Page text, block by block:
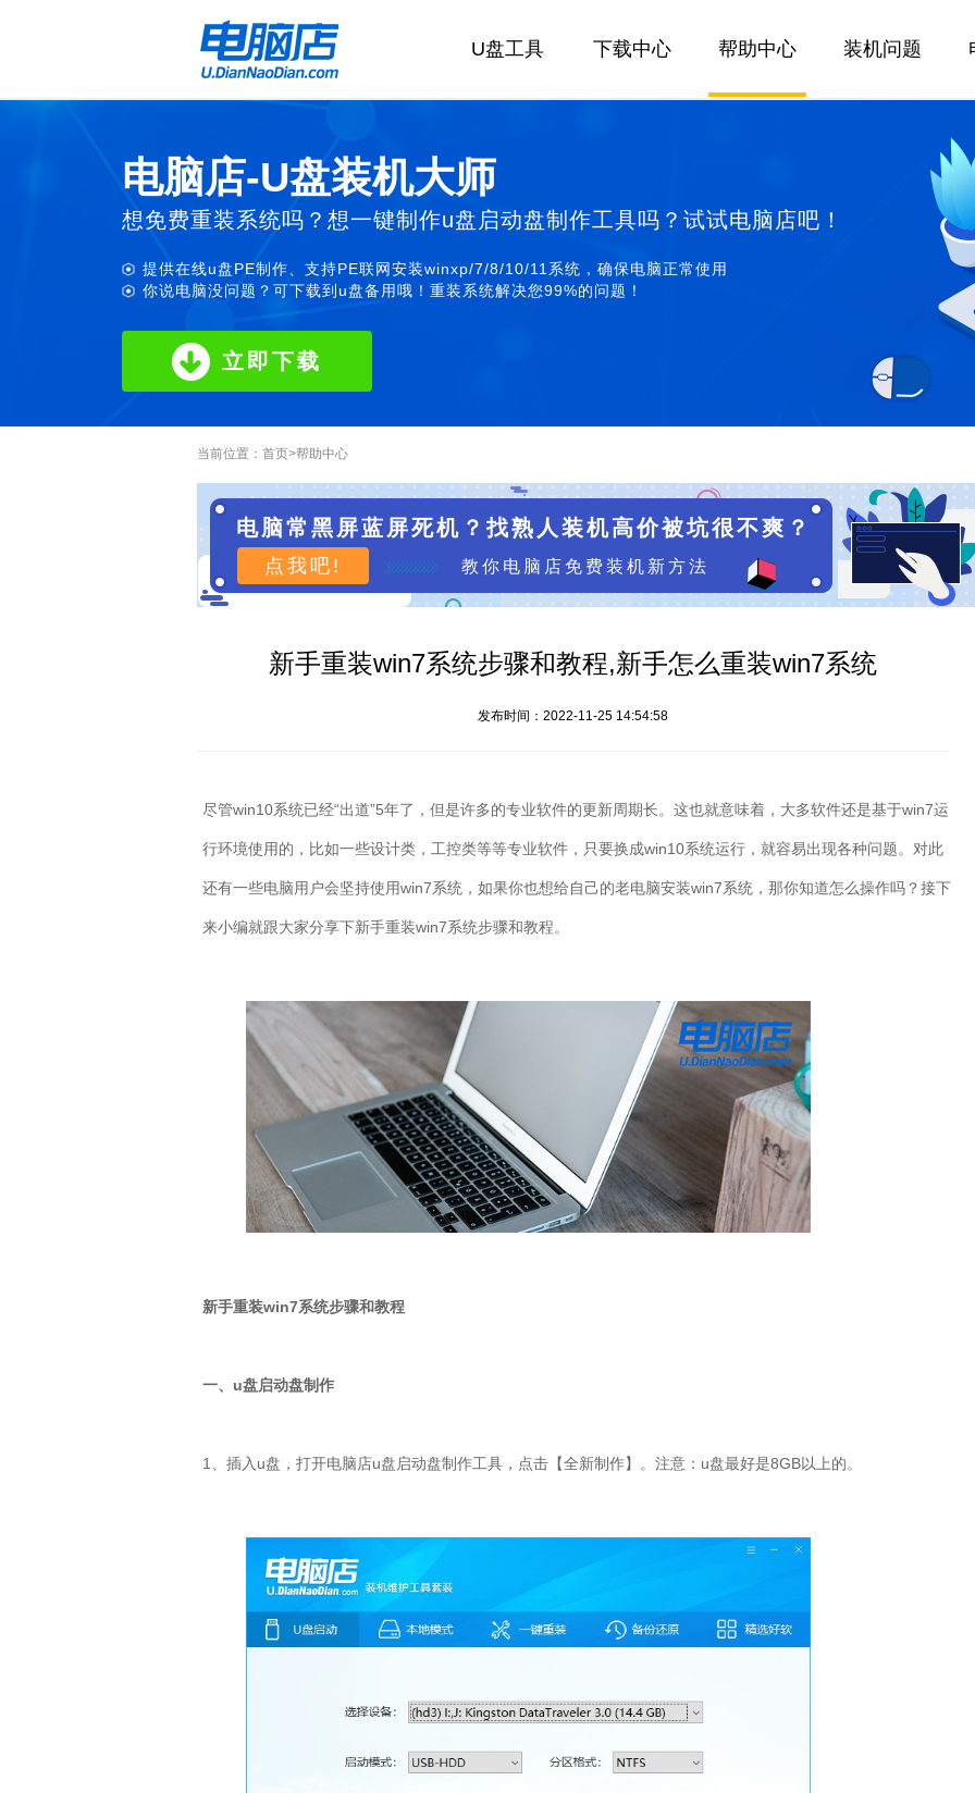
U盘工具 下载中心 帮助中心 装机问题
电脑店-U盘装机大师
想免费重装系统吗？想一键制作u盘启动盘制作工具吗？试试电脑店吧！
提供在线u盘PE制作、支持PE联网安装winxp/7/8/10/11系统，确保电脑正常使用
你说电脑没问题？可下载到u盘备用哦！重装系统解决您99%的问题！
立即下载
当前位置： 首页>帮助中心
电脑常黑屏蓝屏死机？找熟人装机高价被坑很不爽？
点我吧! 教你电脑店免费装机新方法
新手重装win7系统步骤和教程,新手怎么重装win7系统
发布时间：2022-11-25 14:54:58
尽管win10系统已经“出道”5年了，但是许多的专业软件的更新周期长。这也就意味着，大多软件还是基于win7运
行环境使用的，比如一些设计类，工控类等等专业软件，只要换成win10系统运行，就容易出现各种问题。对此
还有一些电脑用户会坚持使用win7系统，如果你也想给自己的老电脑安装win7系统，那你知道怎么操作吗？接下
来小编就跟大家分享下新手重装win7系统步骤和教程。
新手重装win7系统步骤和教程
一、u盘启动盘制作
1、插入u盘，打开电脑店u盘启动盘制作工具，点击【全新制作】。注意：u盘最好是8GB以上的。